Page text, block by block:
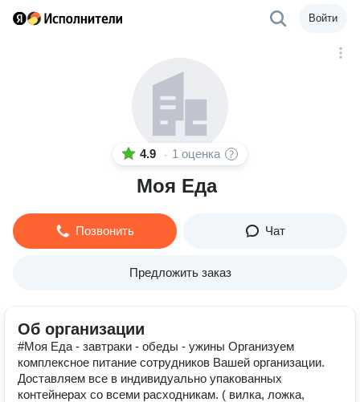
Войти
4.9 · 1 оценка
Моя Еда
Позвонить Чат
Предложить заказ
Об организации
#Моя Еда - завтраки - обеды - ужины Организуем
комплексное питание сотрудников Вашей организации.
Доставляем все в индивидуально упакованных
контейнерах со всеми расходникам. ( вилка, ложка,